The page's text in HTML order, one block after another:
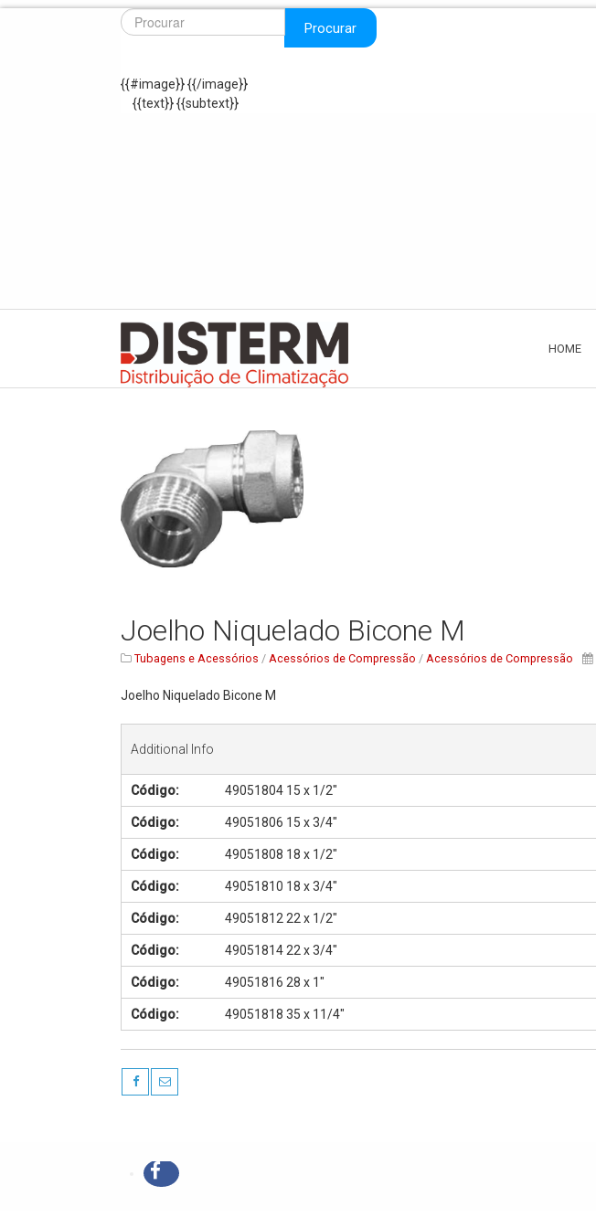
Procurar
{{#image}}{{/image}}
{{text}} {{subtext}}
HOME
Joelho Niquelado Bicone M
Tubagens e Acessórios /Acessórios de Compressão /Acessórios de Compressão
Joelho Niquelado Bicone M
Additional Info
Código: 49051804 15 x 1/2"
Código: 49051806 15 x 3/4"
Código: 49051808 18 x 1/2"
Código: 49051810 18 x 3/4"
Código: 49051812 22 x 1/2"
Código: 49051814 22 x 3/4"
Código: 49051816 28 x 1"
Código: 49051818 35 x 11/4"